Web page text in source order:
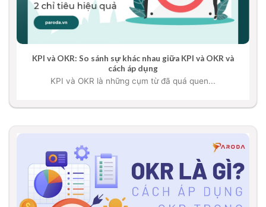
KPI và OKR: So sánh sự khác nhau giữa KPI và OKR và
cách áp dụng
KPI và OKR là những cụm từ đã quá quen...